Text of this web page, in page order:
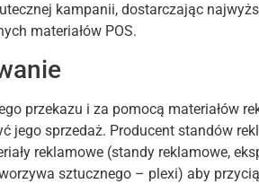
kampanii, dostarczając
materiałów POS.
przekazu i za pomocą materiałów
jego sprzedaż. Producent standów
reklamowe (standy reklamowe,
sztucznego – plexi) aby